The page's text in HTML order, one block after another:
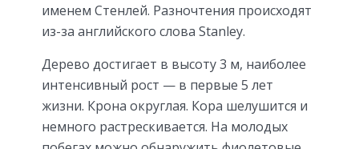
именем Стенлей. Разночтения происходят
из-за английского слова Stanley.
Дерево достигает в высоту 3 м, наиболее
интенсивный рост — в первые 5 лет
жизни. Крона округлая. Кора шелушится и
немного растрескивается. На молодых